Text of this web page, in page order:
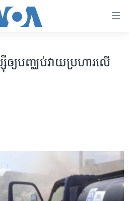
ឲ្យ​បញ្ឈប់​វាយប្រហារ​លើ​